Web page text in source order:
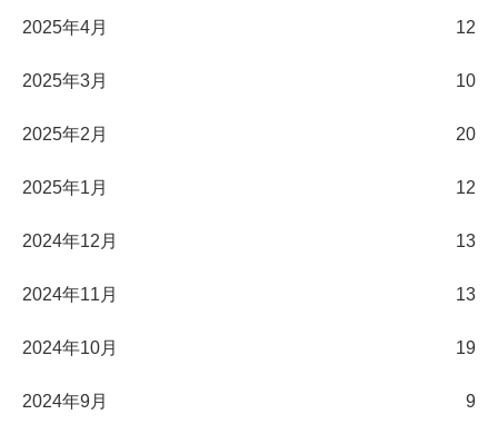
2025年4月 12
2025年3月 10
2025年2月 20
2025年1月 12
2024年12月 13
2024年11月 13
2024年10月 19
2024年9月 9